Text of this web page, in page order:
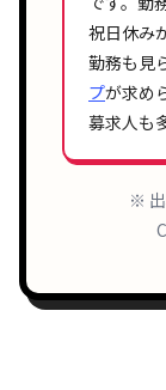
祝日休み
勤務も見
プが求め
募求人も
※